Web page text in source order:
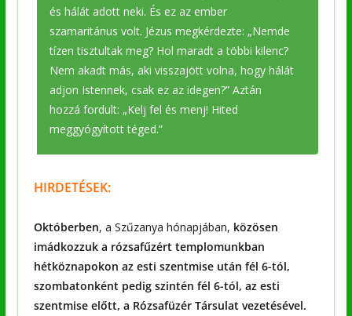
és hálát adott neki. És ez az ember
szamaritánus volt. Jézus megkérdezte: „Nemde
tízen tisztultak meg? Hol maradt a többi kilenc?
Nem akadt más, aki visszajött volna, hogy hálát
adjon Istennek, csak ez az idegen?” Aztán
hozzá fordult: „Kelj fel és menj! Hited
meggyógyított téged.”
HIRDETÉSEK:
Októberben, a Szűzanya hónapjában, közösen
imádkozzuk a rózsafűzért templomunkban
hétköznapokon az esti szentmise után fél 6-tól,
szombatonként pedig szintén fél 6-tól, az esti
szentmise előtt, a Rózsafüzér Társulat vezetésével.